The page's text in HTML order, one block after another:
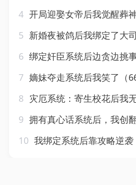
4 开局迎娶女帝后我觉醒葬神系统第
5 新婚夜被鸽后我绑定了大司农
6 绑定奸臣系统后边贪边挑
7 嫡妹夺走系统后我笑了（
8 灾厄系统：寄生校花后我无敌了第一季&灾厄系统寄生校
9 拥有真心话系统后，我创翻所有人&拥有真心话系
10 我绑定系统后靠攻略逆